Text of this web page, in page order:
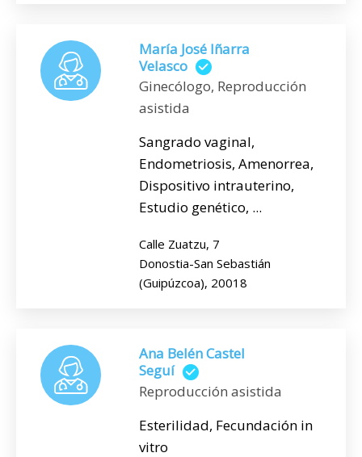
María José Iñarra
Velasco
Ginecólogo, Reproducción
asistida
Sangrado vaginal,
Endometriosis, Amenorrea,
Dispositivo intrauterino,
Estudio genético, ...
Calle Zuatzu, 7
Donostia-San Sebastián
(Guipúzcoa), 20018
Ana Belén Castel
Seguí
Reproducción asistida
Esterilidad, Fecundación in
vitro